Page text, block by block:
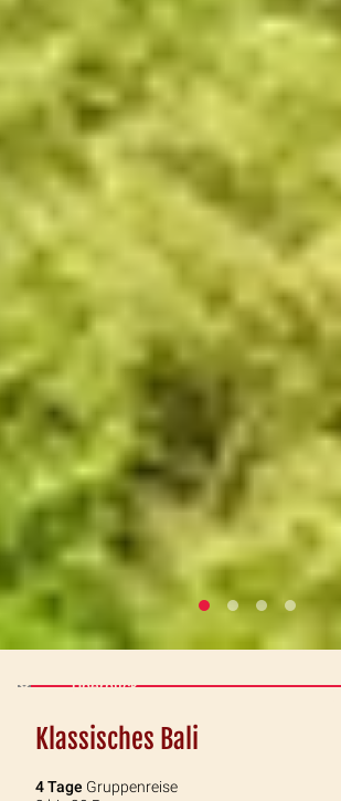
Überblick
Klassisches Bali
4 Tage Gruppenreise